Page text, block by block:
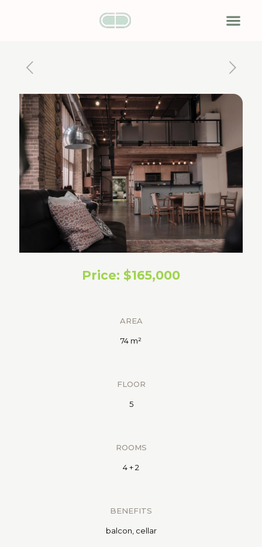
Price: $165,000
AREA
74 m²
FLOOR
5
ROOMS
4 + 2
BENEFITS
balcon, cellar